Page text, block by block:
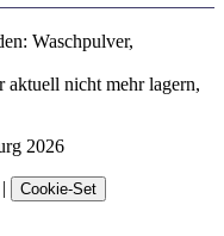
Waschpulver,
aktuell nicht mehr lagern,
2026
Cookie-Set